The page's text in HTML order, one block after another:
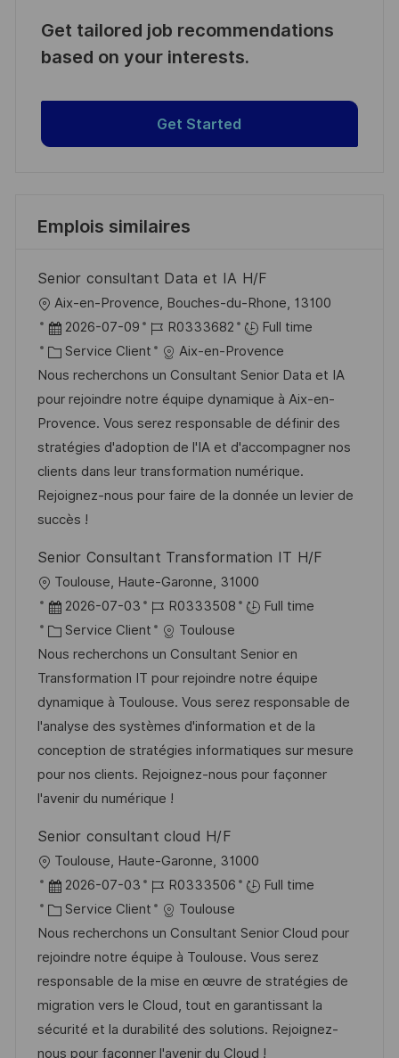
Get tailored job recommendations
based on your interests.
Get Started
Emplois similaires
Senior consultant Data et IA H/F
o
c
a
l
i
s
a
t
i
n
Aix-en-Provence, Bouches-du-Rhone, 13100
D
a
t
e
d
’
a
f
f
c
h
a
g
e
2026-07-09
R
é
f
é
r
e
n
c
u
p
o
s
t
e
R0333682
Full time
C
a
t
é
g
o
r
i
Service Client
Aix-en-Provence
Nous recherchons un Consultant Senior Data et IA
pour rejoindre notre équipe dynamique à Aix-en-
Provence. Vous serez responsable de définir des
stratégies d'adoption de l'IA et d'accompagner nos
clients dans leur transformation numérique.
Rejoignez-nous pour faire de la donnée un levier de
succès !
Senior Consultant Transformation IT H/F
o
c
a
l
i
s
a
t
i
n
Toulouse, Haute-Garonne, 31000
D
a
t
e
d
’
a
f
f
c
h
a
g
e
2026-07-03
R
é
f
é
r
e
n
c
e
u
p
o
s
t
e
R0333508
Full time
C
a
t
é
g
o
r
i
Service Client
Toulouse
Nous recherchons un Consultant Senior en
Transformation IT pour rejoindre notre équipe
dynamique à Toulouse. Vous serez responsable de
l'analyse des systèmes d'information et de la
conception de stratégies informatiques sur mesure
pour nos clients. Rejoignez-nous pour façonner
l'avenir du numérique !
Senior consultant cloud H/F
o
c
a
l
i
s
a
t
Toulouse, Haute-Garonne, 31000
D
a
t
e
d
’
a
f
2026-07-03
R
é
f
é
r
e
n
c
R0333506
Full time
C
a
t
é
g
o
r
Service Client
Toulouse
Nous recherchons un Consultant Senior Cloud pour
rejoindre notre équipe à Toulouse. Vous serez
responsable de la mise en œuvre de stratégies de
migration vers le Cloud, tout en garantissant la
sécurité et la durabilité des solutions. Rejoignez-
nous pour façonner l'avenir du Cloud !